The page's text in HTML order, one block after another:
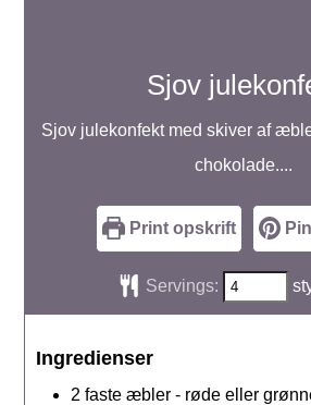
Sjov
Sjov julekonfekt med skiver af
chokolade....
Print opskrift
Servings:
Ingredienser
2 faste æbler - røde eller